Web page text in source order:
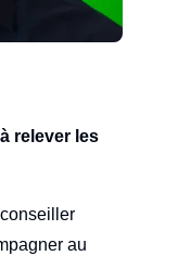
relever les
au